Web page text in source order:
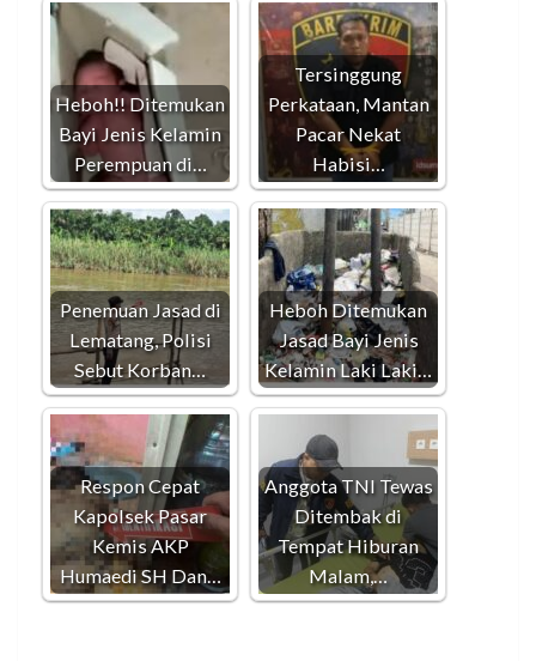
Heboh!! Ditemukan
Bayi Jenis Kelamin
Perempuan di…
Tersinggung
Perkataan, Mantan
Pacar Nekat
Habisi…
Penemuan Jasad di
Lematang, Polisi
Sebut Korban…
Heboh Ditemukan
Jasad Bayi Jenis
Kelamin Laki Laki…
Respon Cepat
Kapolsek Pasar
Kemis AKP
Humaedi SH Dan…
Anggota TNI Tewas
Ditembak di
Tempat Hiburan
Malam,…